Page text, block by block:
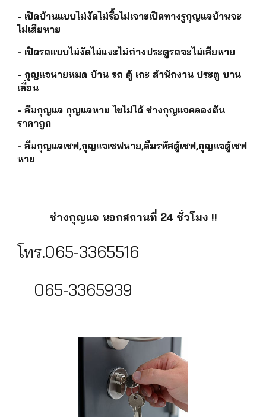
- เปิดบ้านแบบไม่งัดไม่รื้อไม่เจาะเปิดทางรูกุญแจบ้านจะ
ไม่เสียหาย
- เปิดรถแบบไม่งัดไม่แงะไม่ถ่างประตูรถจะไม่เสียหาย
- กุญแจหายหมด บ้าน รถ ตู้ เกะ สำนักงาน ประตู บาน
เลื่อน
- ลืมกุญแจ กุญแจหาย ไขไม่ได้ ช่างกุญแจคลองตัน
ราคาถูก
- ลืมกุญแจเซฟ,กุญแจเซฟหาย,ลืมรหัสตู้เซฟ,กุญแจตู้เซฟ
หาย
ช่างกุญแจ นอกสถานที่ 24 ชั่วโมง !!
โทร.065-3365516
065-3365939